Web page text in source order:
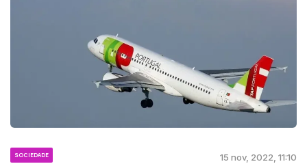
SOCIEDADE 15 nov, 2022, 11:10